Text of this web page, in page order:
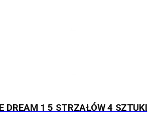
DREAM 1 5 STRZAŁÓW 4 SZTUKI